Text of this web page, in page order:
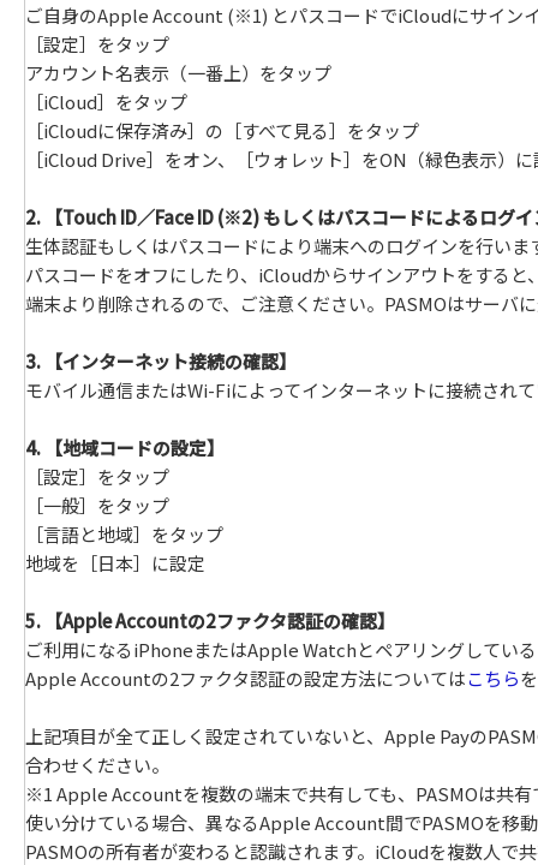
ご自身のApple Account (※1) とパスコードでiCloudにサイン
［設定］をタップ
アカウント名表示（一番上）をタップ
［iCloud］をタップ
［iCloudに保存済み］の［すべて見る］をタップ
［iCloud Drive］をオン、［ウォレット］をON（緑色表示）
2. 【Touch ID／Face ID (※2) もしくはパスコードによるログイ
生体認証もしくはパスコードにより端末へのログインを行いま
パスコードをオフにしたり、iCloudからサインアウトをする
端末より削除されるので、ご注意ください。PASMOはサーバ
3. 【インターネット接続の確認】
モバイル通信またはWi-Fiによってインターネットに接続され
4. 【地域コードの設定】
［設定］をタップ
［一般］をタップ
［言語と地域］をタップ
地域を［日本］に設定
5. 【Apple Accountの2ファクタ認証の確認】
ご利用になるiPhoneまたはApple Watchとペアリングしてい
Apple Accountの2ファクタ認証の設定方法についてはこちら
上記項目が全て正しく設定されていないと、Apple Payの
合わせください。
※1 Apple Accountを複数の端末で共有しても、PASMOは共
使い分けている場合、異なるApple Account間でPASMOを
PASMOの所有者が変わると認識されます。iCloudを複数人で